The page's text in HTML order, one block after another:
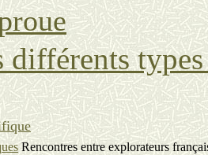
différents
Rencontres entre explorateurs